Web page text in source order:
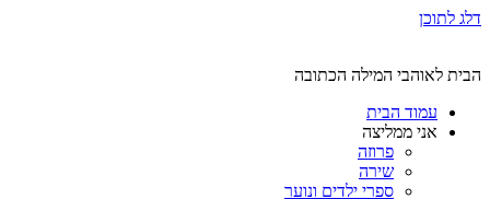
דלג לתוכן
הבית לאוהבי המילה הכתובה
עמוד הבית
אני ממליצה
פרוזה
שירה
ספרי ילדים ונוער